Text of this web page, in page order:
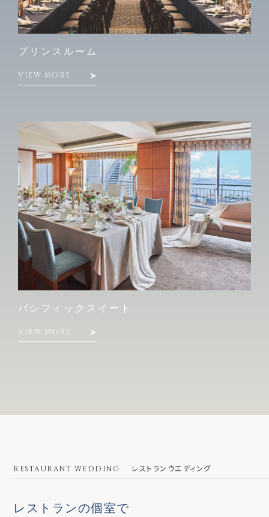
プリンスルーム
VIEW MORE
パシフィックスイート
VIEW MORE
RESTAURANT WEDDING レストランウエディング
レストランの個室で